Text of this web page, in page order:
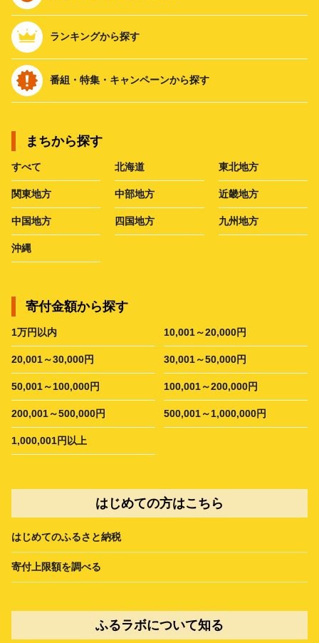
ランキングから探す
番組・特集・キャンペーンから探す
まちから探す
すべて 北海道 東北地方
関東地方 中部地方 近畿地方
中国地方 四国地方 九州地方
沖縄
寄付金額から探す
1万円以内 10,001～20,000円
20,001～30,000円 30,001～50,000円
50,001～100,000円 100,001～200,000円
200,001～500,000円 500,001～1,000,000円
1,000,001円以上
はじめての方はこちら
はじめてのふるさと納税
寄付上限額を調べる
ふるラボについて知る